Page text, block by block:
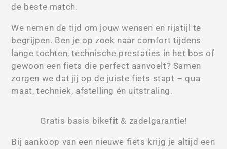
de beste match.
We nemen de tijd om jouw wensen en rijstijl te
begrijpen. Ben je op zoek naar comfort tijdens
lange tochten, technische prestaties in het bos of
gewoon een fiets die perfect aanvoelt? Samen
zorgen we dat jij op de juiste fiets stapt – qua
maat, techniek, afstelling én uitstraling.
Gratis basis bikefit & zadelgarantie!
Bij aankoop van een nieuwe fiets krijg je altijd een